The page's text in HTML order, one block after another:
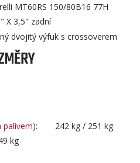
MT60RS 150/80B16 77H
X 3,5" zadní
dvojitý výfuk s crossoverem
palivem):
242 kg / 251 kg
kg